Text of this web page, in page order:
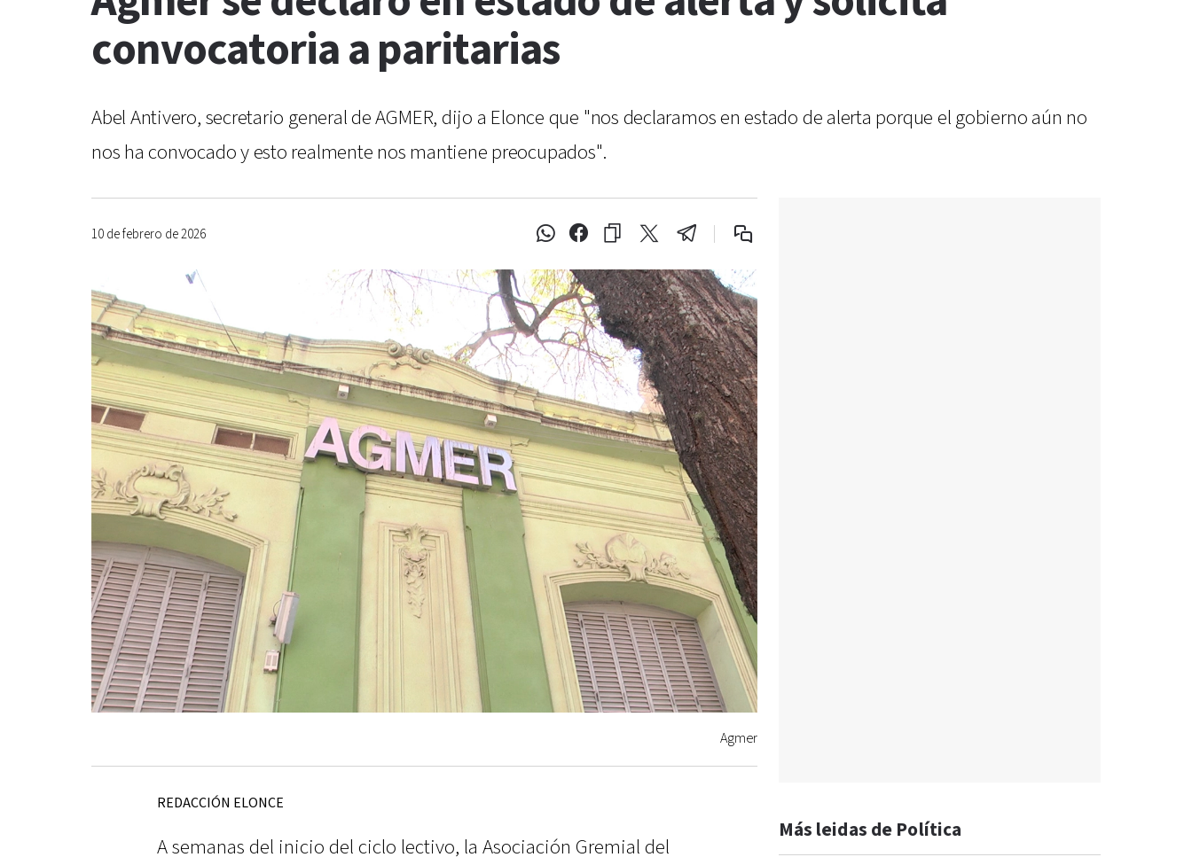
convocatoria a paritarias
Abel Antivero, secretario general de AGMER, dijo a Elonce que "nos declaramos en estado de alerta porque el gobierno aún no
nos ha convocado y esto realmente nos mantiene preocupados".
10 de febrero de 2026
Agmer
REDACCIÓN ELONCE
A semanas del inicio del ciclo lectivo, la Asociación Gremial del
Más leidas de Política